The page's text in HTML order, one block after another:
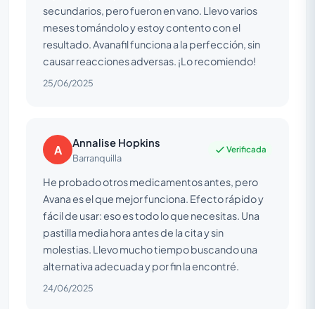
secundarios, pero fueron en vano. Llevo varios
meses tomándolo y estoy contento con el
resultado. Avanafil funciona a la perfección, sin
causar reacciones adversas. ¡Lo recomiendo!
25/06/2025
A Annalise Hopkins
Barranquilla
Verificada
He probado otros medicamentos antes, pero
Avana es el que mejor funciona. Efecto rápido y
fácil de usar: eso es todo lo que necesitas. Una
pastilla media hora antes de la cita y sin
molestias. Llevo mucho tiempo buscando una
alternativa adecuada y por fin la encontré.
24/06/2025